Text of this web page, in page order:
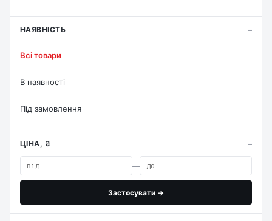
НАЯВНІСТЬ
Всі товари
В наявності
Під замовлення
ЦІНА, ₴
—
Застосувати →